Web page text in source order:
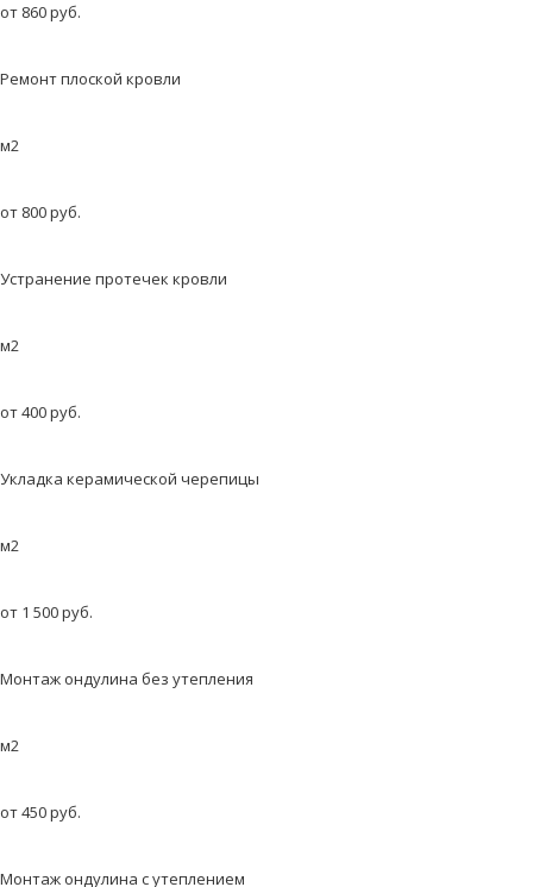
от 860 руб.
Ремонт плоской кровли
м2
от 800 руб.
Устранение протечек кровли
м2
от 400 руб.
Укладка керамической черепицы
м2
от 1 500 руб.
Монтаж ондулина без утепления
м2
от 450 руб.
Монтаж ондулина с утеплением